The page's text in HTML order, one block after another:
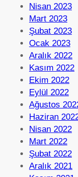
Nisan 2023
Mart 2023
Şubat 2023
Ocak 2023
Aralık 2022
Kasım 2022
Ekim 2022
Eylül 2022
Ağustos
Haziran
Nisan 2022
Mart 2022
Şubat 2022
Aralık 2021